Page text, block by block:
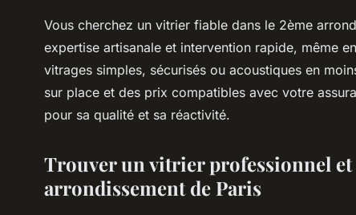
Vous cherchez un vitrier fiable dans le 2ème
expertise artisanale et intervention rapide, même
vitrages simples, sécurisés ou acoustiques en
sur place et des prix compatibles avec votre
pour sa qualité et sa réactivité.
Trouver un vitrier professionnel et
arrondissement de Paris